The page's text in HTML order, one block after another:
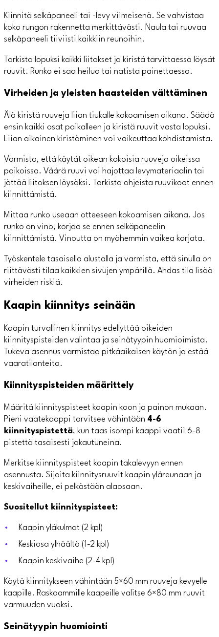
Kiinnitä selkäpaneeli tai -levy viimeisenä. Se vahvistaa
koko rungon rakennetta merkittävästi. Naula tai ruuvaa
selkäpaneeli tiiviisti kaikkiin reunoihin.
Tarkista lopuksi kaikki liitokset ja kiristä tarvittaessa löysät
ruuvit. Runko ei saa heilua tai natista painettaessa.
Virheiden ja yleisten haasteiden välttäminen
Älä kiristä ruuveja liian tiukalle kokoamisen aikana. Säädä
ensin kaikki osat paikalleen ja kiristä ruuvit vasta lopuksi.
Liian aikainen kiristäminen voi vaikeuttaa kohdistamista.
Varmista, että käytät oikean kokoisia ruuveja oikeissa
paikoissa. Väärä ruuvi voi hajottaa levymateriaalin tai
jättää liitoksen löysäksi. Tarkista ohjeista ruuvikoot ennen
kiinnittämistä.
Mittaa runko useaan otteeseen kokoamisen aikana. Jos
runko on vino, korjaa se ennen selkäpaneelin
kiinnittämistä. Vinoutta on myöhemmin vaikea korjata.
Työskentele tasaisella alustalla ja varmista, että sinulla on
riittävästi tilaa kaikkien sivujen ympärillä. Ahdas tila lisää
virheiden riskiä.
Kaapin kiinnitys seinään
Kaapin turvallinen kiinnitys edellyttää oikeiden
kiinnityspisteiden valintaa ja seinätyypin huomioimista.
Tukeva asennus varmistaa pitkäaikaisen käytön ja estää
vaaratilanteita.
Kiinnityspisteiden määrittely
Määritä kiinnityspisteet kaapin koon ja painon mukaan.
Pieni vaatekaappi tarvitsee vähintään 4-6
kiinnityspistettä, kun taas isompi kaappi vaatii 6-8
pistettä tasaisesti jakautuneina.
Merkitse kiinnityspisteet kaapin takalevyyn ennen
asennusta. Sijoita kiinnitysruuvit kaapin yläreunaan ja
keskivaiheille, ei pelkästään alaosaan.
Suositellut kiinnityspisteet:
Kaapin yläkulmat (2 kpl)
Keskiosa ylhäältä (1-2 kpl)
Kaapin keskivaihe (2-4 kpl)
Käytä kiinnitykseen vähintään 5×60 mm ruuveja kevyelle
kaapille. Raskaammille kaapeille valitse 6×80 mm ruuvit
varmuuden vuoksi.
Seinätyypin huomiointi